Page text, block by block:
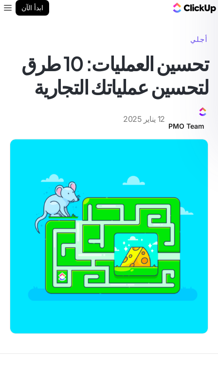
ابدأ الآن
أجلي
تحسين العمليات: 10 طرق
لتحسين عملياتك التجارية
PMO Team
12 يناير 2025